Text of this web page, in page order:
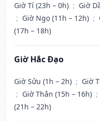
Giờ Tí (23h – 0h) ; Giờ
; Giờ Ngọ (11h – 12h) ;
(17h – 18h)
Giờ Hắc Đạo
Giờ Sửu (1h – 2h) ; Giờ
; Giờ Thân (15h – 16h) ;
(21h – 22h)